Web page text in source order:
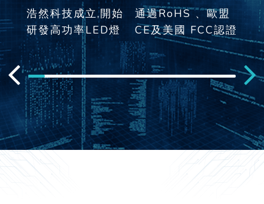
浩然科技成立,開始
研發高功率LED燈
通過RoHS 、歐盟
CE及美國 FCC認證
通